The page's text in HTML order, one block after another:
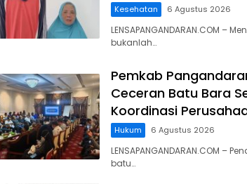
Kesehatan 6 Agustus 2026
LENSAPANGANDARAN.COM
bukanlah…
Pemkab
Ceceran Batu Bara
Koordinasi
Hukum 6 Agustus 2026
LENSAPANGANDARAN.COM
batu…